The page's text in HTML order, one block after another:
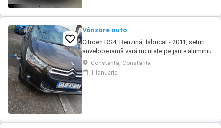
Vânzare auto
Citroen DS4, Benzină, fabricat - 2011, seturi
anvelope iarnă vară montate pe jante aluminiu
+ rezerva, Climatronic. Proprietar unic. Carnet
revizii la zi. ITP la zi. Înmatriculată.
Constanta, Constanta
1 ianuarie